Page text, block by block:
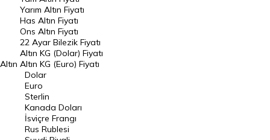
DÖVİZ
Döviz Kuru
Dolar Kuru
Euro Kuru
Pound Kuru
Frank Kuru
Riyal Kuru
Altın
Yarım Altın Fiyatı
Has Altın Fiyatı
Ons Altın Fiyatı
22 Ayar Bilezik Fiyatı
Altın KG (Dolar) Fiyatı
Altın KG (Euro) Fiyatı
Dolar
Euro
Sterlin
Kanada Doları
İsviçre Frangı
Rus Rublesi